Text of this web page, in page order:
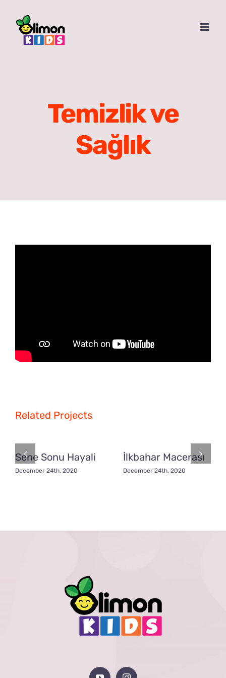
content
Temizlik ve
Sağlık
Related Projects
Sene Sonu Hayali
December 24th, 2020
İlkbahar Macerası
December 24th, 2020